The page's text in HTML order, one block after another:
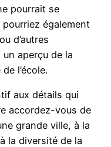
pourrait se
également
ou d’autres
aperçu de la
l’école.
aux détails qui
accordez-vous de
grande ville, à la
la diversité de la